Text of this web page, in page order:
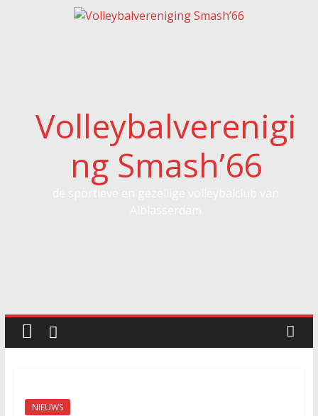
Volleybalverenigi
ng Smash’66
NIEUWS